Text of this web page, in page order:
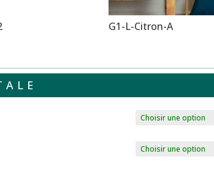
G1-L-Citron-A